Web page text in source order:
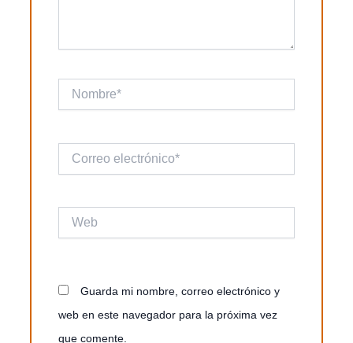
Nombre*
electrónico*
Web
Guarda mi nombre, correo electrónico y
web en este navegador para la próxima vez
que comente.